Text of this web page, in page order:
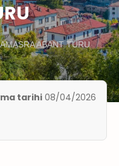
ABANT TURU
tarihi 08/04/2026